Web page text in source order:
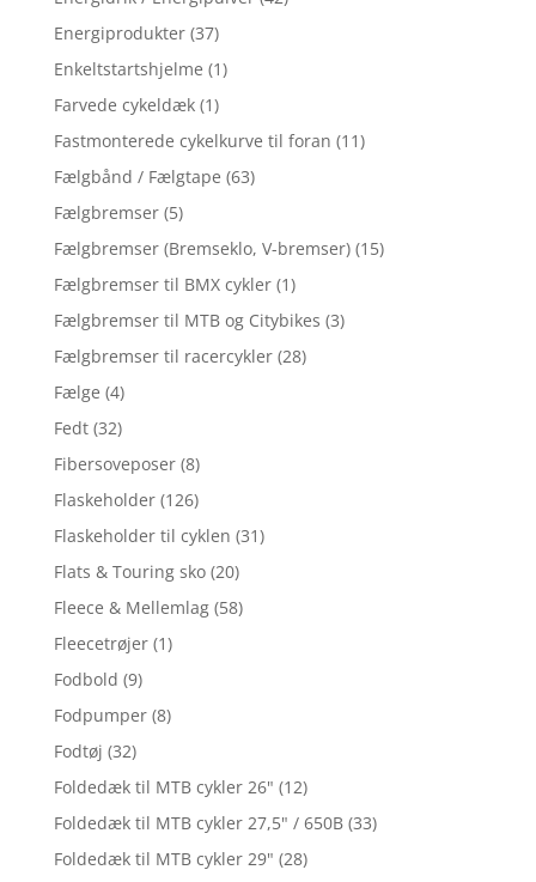
Energiprodukter (37)
Enkeltstartshjelme (1)
Farvede cykeldæk (1)
Fastmonterede cykelkurve til foran (11)
Fælgbånd / Fælgtape (63)
Fælgbremser (5)
Fælgbremser (Bremseklo, V-bremser) (15)
Fælgbremser til BMX cykler (1)
Fælgbremser til MTB og Citybikes (3)
Fælgbremser til racercykler (28)
Fælge (4)
Fedt (32)
Fibersoveposer (8)
Flaskeholder (126)
Flaskeholder til cyklen (31)
Flats & Touring sko (20)
Fleece & Mellemlag (58)
Fleecetrøjer (1)
Fodbold (9)
Fodpumper (8)
Fodtøj (32)
Foldedæk til MTB cykler 26" (12)
Foldedæk til MTB cykler 27,5" / 650B (33)
Foldedæk til MTB cykler 29" (28)